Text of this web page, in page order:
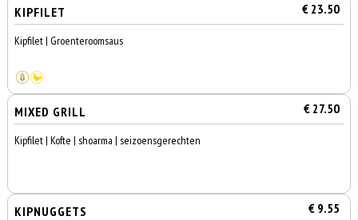
KIPFILET € 23.50
Kipfilet | Groenteroomsaus
MIXED GRILL € 27.50
Kipfilet | Kofte | shoarma | seizoensgerechten
KIPNUGGETS € 9.55